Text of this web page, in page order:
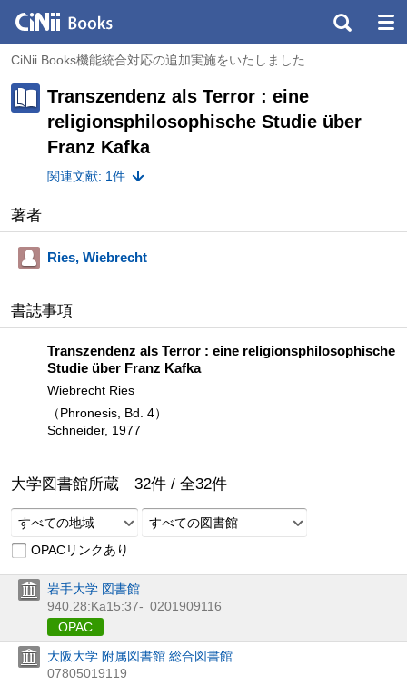
CiNii Books機能統合対応の追加実施をいたしました
Transzendenz als Terror : eine
religionsphilosophische Studie über
Franz Kafka
関連文献: 1件
著者
Ries, Wiebrecht
書誌事項
Transzendenz als Terror : eine religionsphilosophische
Studie über Franz Kafka
Wiebrecht Ries
（Phronesis, Bd. 4）
Schneider, 1977
大学図書館所蔵 32件 / 全32件
すべての地域
すべての図書館
OPACリンクあり
岩手大学 図書館
940.28:Ka15:37- 0201909116
OPAC
大阪大学 附属図書館 総合図書館
07805019119